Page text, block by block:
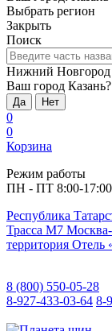
Выбрать регион
Закрыть
Поиск
Нижний Новгород
Ваш город Казань?
Да Нет
0
0
Корзина
Режим работы
ПН - ПТ 8:00-17:00
Республика
Трасса М7
территория Отель
8 (800) 550-05-28
8-927-433-03-64 8-